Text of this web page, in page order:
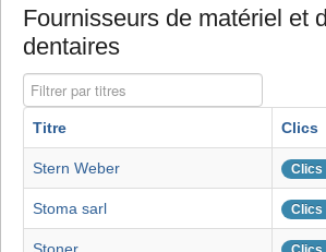
Fournisseurs de matériel et
dentaires
Filtrer par titres
Titre Clics
Stern Weber Clics
Stoma sarl Clics